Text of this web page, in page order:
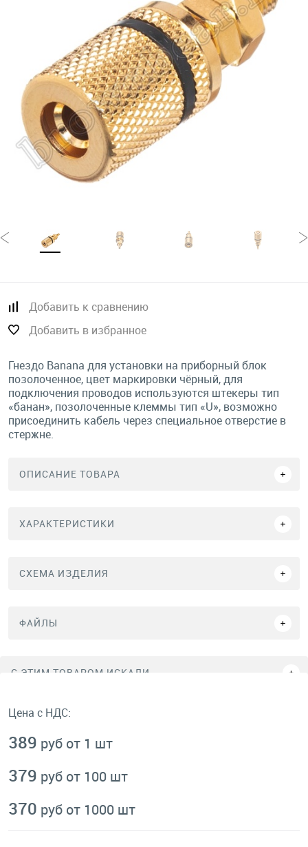
Добавить к сравнению
Добавить в избранное
Гнездо Banana для установки на приборный блок
позолоченное, цвет маркировки чёрный, для
подключения проводов используются штекеры тип
«банан», позолоченные клеммы тип «U», возможно
присоединить кабель через специальное отверстие в
стержне.
ОПИСАНИЕ ТОВАРА
ХАРАКТЕРИСТИКИ
СХЕМА ИЗДЕЛИЯ
ФАЙЛЫ
C ЭТИМ ТОВАРОМ ИСКАЛИ
Цена с НДС:
389 руб от 1 шт
379 руб от 100 шт
370 руб от 1000 шт